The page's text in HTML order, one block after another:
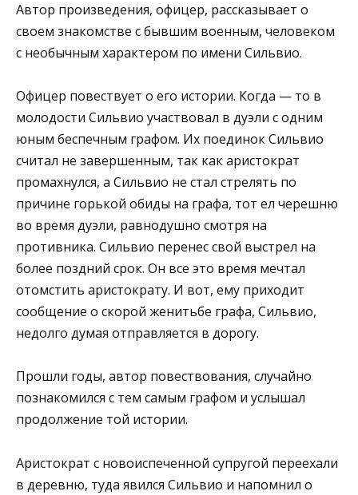
Автор произведения, офицер, рассказывает о
своем знакомстве с бывшим военным, человеком
с необычным характером по имени Сильвио.
Офицер повествует о его истории. Когда — то в
молодости Сильвио участвовал в дуэли с одним
юным беспечным графом. Их поединок Сильвио
считал не завершенным, так как аристократ
промахнулся, а Сильвио не стал стрелять по
причине горькой обиды на графа, тот ел черешню
во время дуэли, равнодушно смотря на
противника. Сильвио перенес свой выстрел на
более поздний срок. Он все это время мечтал
отомстить аристократу. И вот, ему приходит
сообщение о скорой женитьбе графа, Сильвио,
недолго думая отправляется в дорогу.
Прошли годы, автор повествования, случайно
познакомился с тем самым графом и услышал
продолжение той истории.
Аристократ с новоиспеченной супругой переехали
в деревню, туда явился Сильвио и напомнил о